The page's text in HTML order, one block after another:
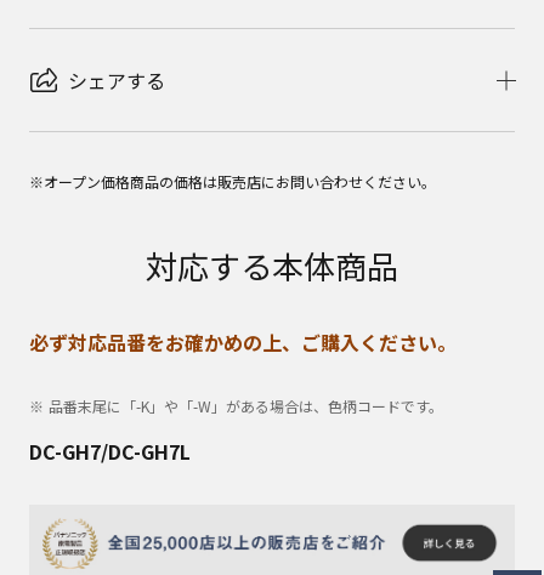
シェアする
※オープン価格商品の価格は販売店にお問い合わせください。
対応する本体商品
必ず対応品番をお確かめの上、ご購入ください。
品番末尾に「-K」や「-W」がある場合は、色柄コードです。
DC-GH7/DC-GH7L